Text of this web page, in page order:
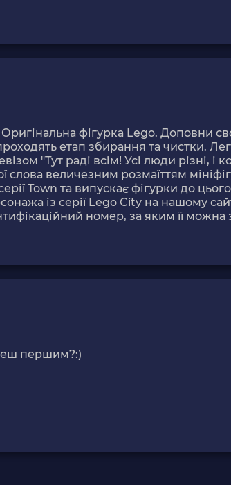
фігурка Lego. Доповни
етап збирання та чистки.
"Тут раді всім! Усі люди різні, і
величезним розмаїттям
Town та випускає фігурки до
із серії Lego City на нашому
номер, за яким її можна
першим?:)